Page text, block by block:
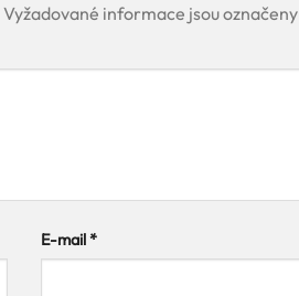
Vyžadované informace jsou označeny
E-mail*